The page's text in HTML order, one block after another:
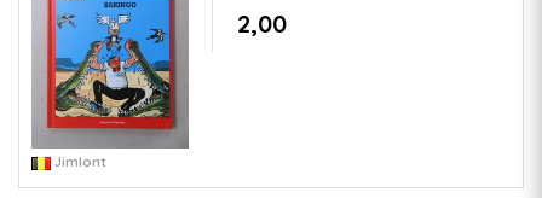
2,00
Jimlont